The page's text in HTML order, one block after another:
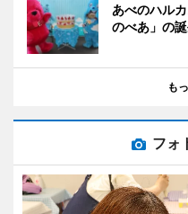
あべのハル
のべあ」の
も
フォ